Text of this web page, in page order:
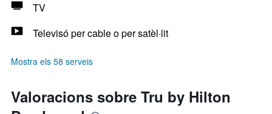
TV
Televisó per cable o per satèl·lit
Mostra els 58 serveis
Valoracions sobre Tru by Hilton